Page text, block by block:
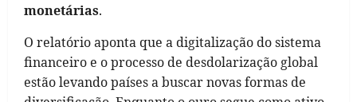
monetárias.
O relatório aponta que a digitalização do sistema
financeiro e o processo de desdolarização global
estão levando países a buscar novas formas de